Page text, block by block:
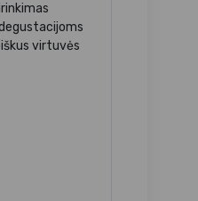
virtuvės